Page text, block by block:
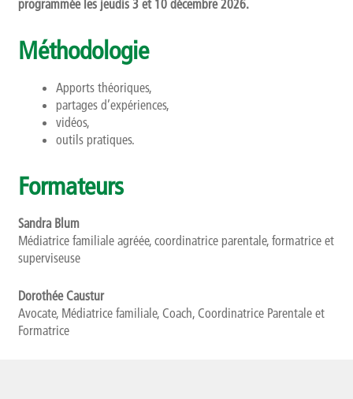
programmée les jeudis 3 et 10 décembre 2026.
Méthodologie
Apports théoriques,
partages d’expériences,
vidéos,
outils pratiques.
Formateurs
Sandra Blum
Médiatrice familiale agréée, coordinatrice parentale, formatrice et
superviseuse
Dorothée Caustur
Avocate, Médiatrice familiale, Coach, Coordinatrice Parentale et
Formatrice